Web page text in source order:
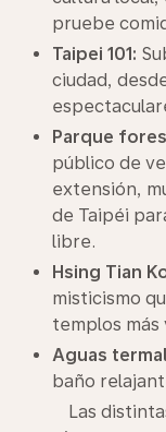
pruebe
Taipei 101:
ciudad,
Parque
público de
extensión,
de Taipéi
libre.
Hsing Tian
misticismo
templos más
Aguas
baño
Las